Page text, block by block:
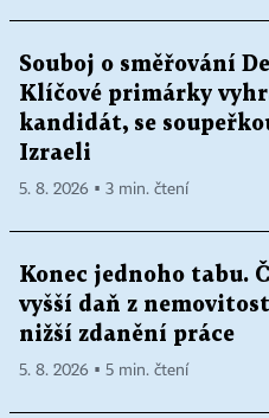
Souboj o směřování
Klíčové primárky
kandidát, se
Izraeli
5. 8. 2026 ▪ 3 min. čtení
Konec jednoho tabu.
vyšší daň z
nižší zdanění práce
5. 8. 2026 ▪ 5 min. čtení